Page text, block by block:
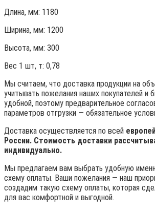
Длина, мм: 1180
Ширина, мм: 1200
Высота, мм: 300
Вес 1 шт, т: 0,78
Мы считаем, что доставка продукции на
учитывать пожелания наших покупателей и
удобной, поэтому предварительное
параметров отгрузки — обязательное
Доставка осуществляется по всей
России. Стоимость доставки
индивидуально.
Мы предлагаем вам выбрать удобную
схему оплаты. Ваши пожелания — наш
создадим такую схему оплаты, которая
для вас комфортной и выгодной.